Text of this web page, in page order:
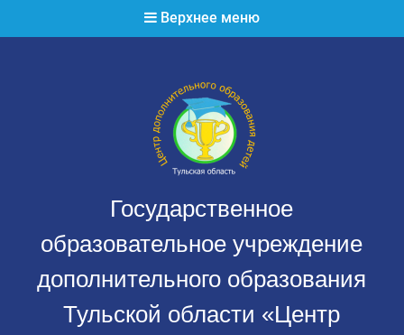
Верхнее меню
Государственное
образовательное учреждение
дополнительного образования
Тульской области «Центр